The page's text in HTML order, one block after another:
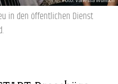
in den öffentlichen Dienst